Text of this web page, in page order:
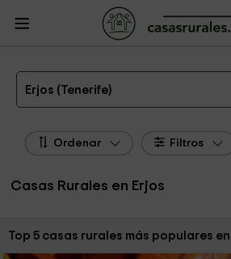
Casas Rurales
Tenerife
Casas Rurales Erjos
Las 5 mejores casas rurales en Erjos de 2026
Erjos (Tenerife)
Ordenar Filtros
Casas Rurales en Erjos
Ordenar por:
Top 5 casas rurales más populares en